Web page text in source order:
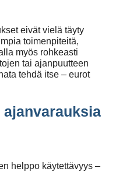
eivät vielä täyty
toimenpiteitä,
myös rohkeasti
tai ajanpuutteen
tehdä itse – eurot
ajanvarauksia
helppo käytettävyys –